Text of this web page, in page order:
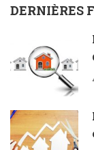
DERNIÈRES